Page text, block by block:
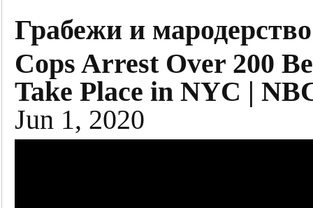
Грабежи и
Cops Arrest Over 200
Take Place in NYC |
Jun 1, 2020